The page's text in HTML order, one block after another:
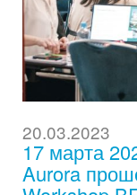
20.03.2023
17 марта
Aurora